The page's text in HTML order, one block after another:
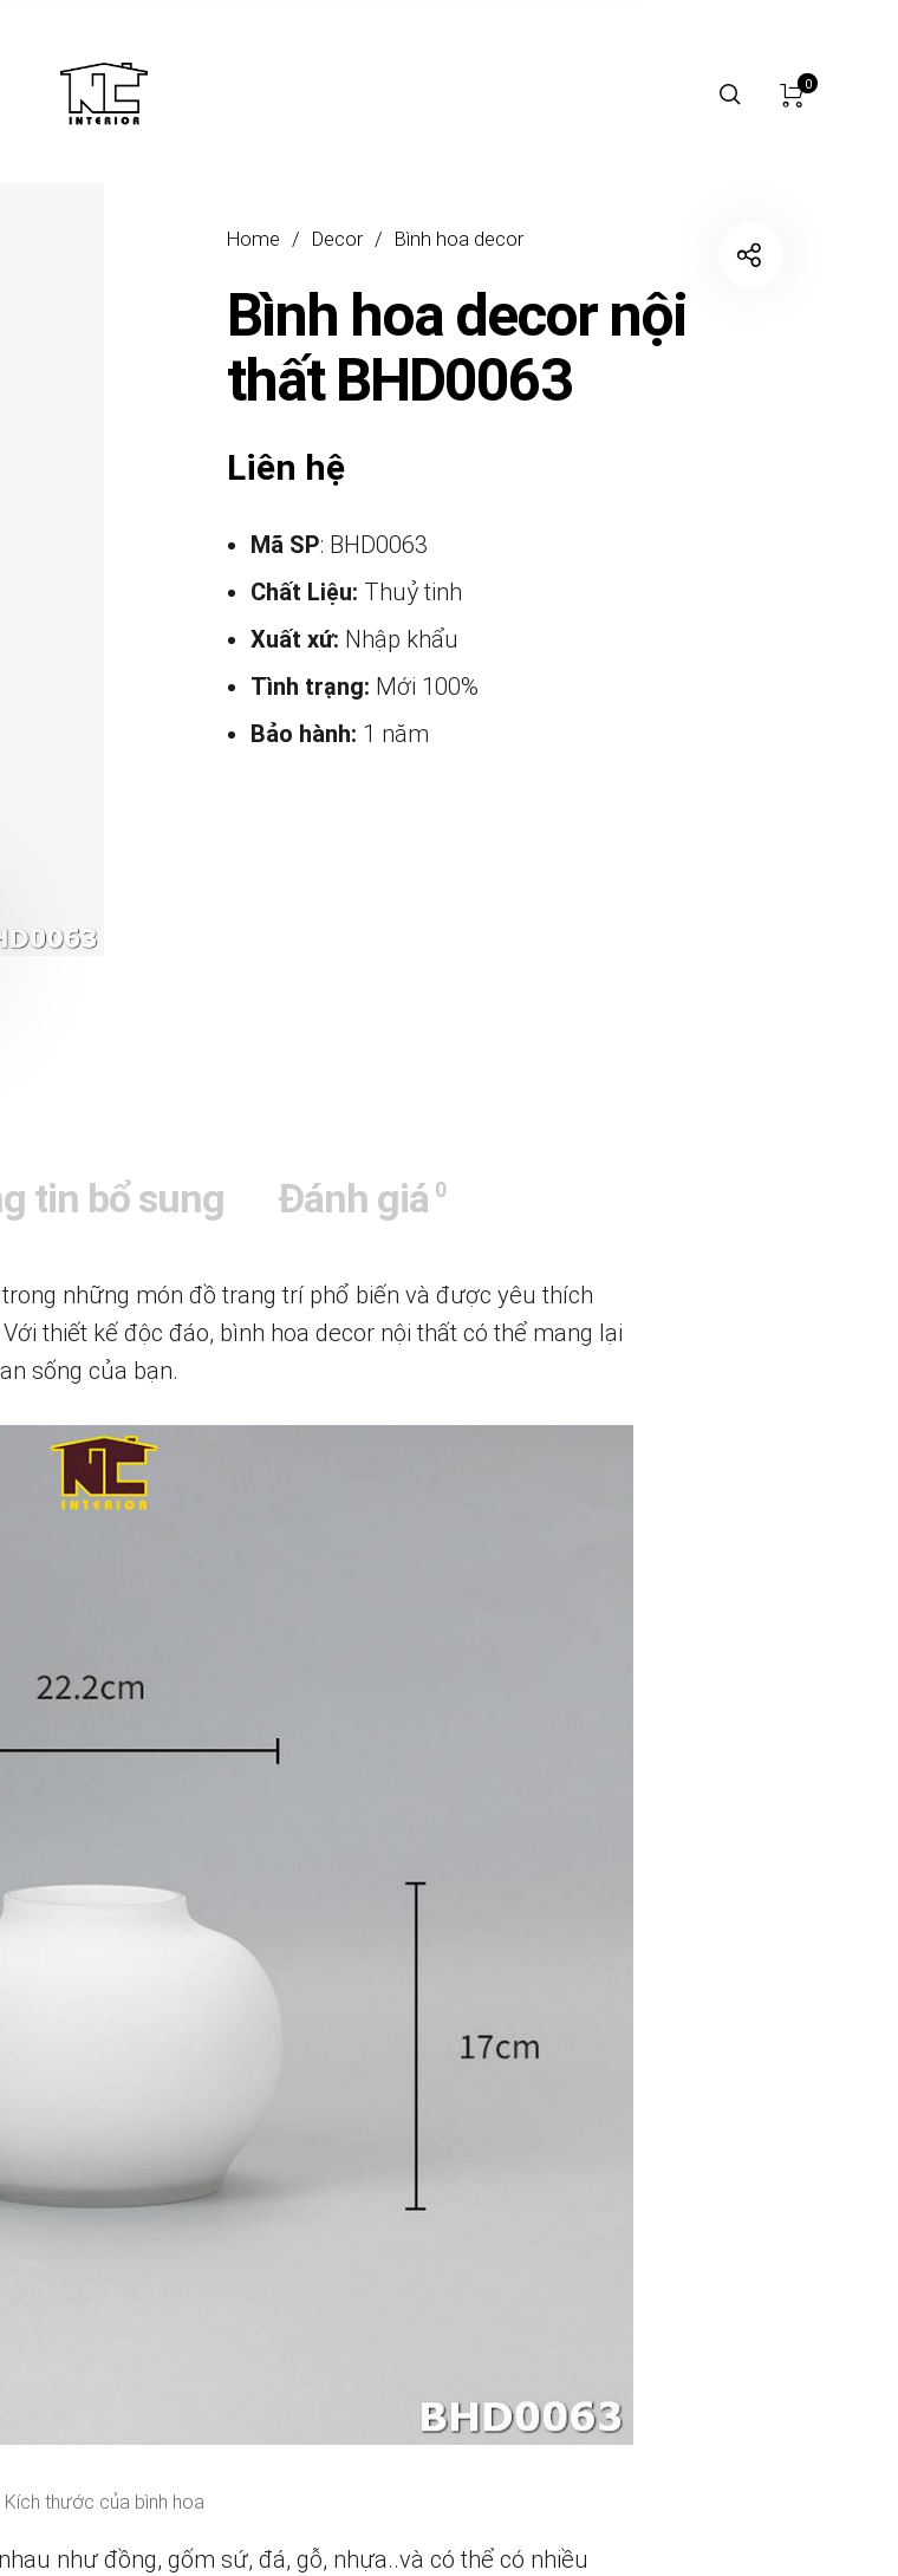
0
Home / Decor / Bình hoa decor
Bình hoa decor nội
thất BHD0063
Liên hệ
Mã SP: BHD0063
Chất Liệu: Thuỷ tinh
Xuất xứ: Nhập khẩu
Tình trạng: Mới 100%
Bảo hành: 1 năm
tin bổ sung Đánh giá 0
những món đồ trang trí phổ biến và được yêu thích
thiết kế độc đáo, bình hoa decor nội thất có thể mang lại
sống của bạn.
Kích thước của bình hoa
như đồng, gốm sứ, đá, gỗ, nhựa..và có thể có nhiều